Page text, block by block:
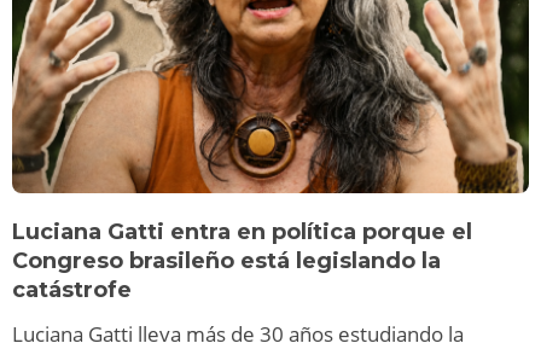
Luciana Gatti entra en política porque el
Congreso brasileño está legislando la
catástrofe
Luciana Gatti lleva más de 30 años estudiando la